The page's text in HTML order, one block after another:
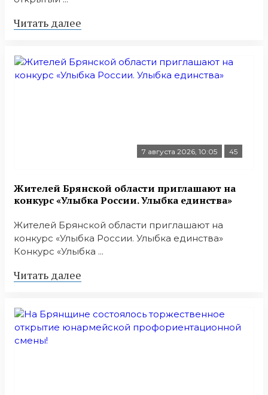
Читать далее
7 августа 2026, 10:05 45
Жителей Брянской области приглашают на
конкурс «Улыбка России. Улыбка единства»
Жителей Брянской области приглашают на
конкурс «Улыбка России. Улыбка единства»
Конкурс «Улыбка ...
Читать далее